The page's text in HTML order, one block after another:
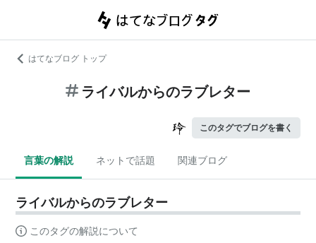
はてなブログ トップ
ライバルからのラブレター
このタグでブログを書く
言葉の解説 ネットで話題 関連ブログ
ライバルからのラブレター
このタグの解説について